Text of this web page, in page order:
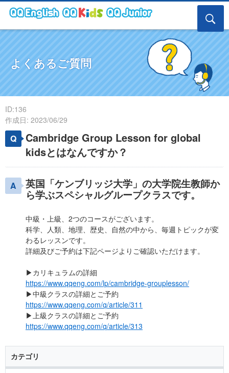
よくあるご質問
ID:136
作成日: 2023/06/29
Cambridge Group Lesson for global
kidsとはなんですか？
英国「ケンブリッジ大学」の大学院生教師か
ら学ぶスペシャルグループクラスです。
中級・上級、2つのコースがございます。
科学、人類、地理、歴史、自然の中から、毎週トピックが変
わるレッスンです。
詳細及びご予約は下記ページよりご確認いただけます。
▶カリキュラムの詳細
https://www.qqeng.com/lp/cambridge-grouplesson/
▶中級クラスの詳細とご予約
https://www.qqeng.com/q/article/311
▶上級クラスの詳細とご予約
https://www.qqeng.com/q/article/313
カテゴリ